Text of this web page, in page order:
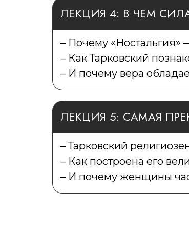
ЛЕКЦИЯ 4: В ЧЕМ
– Почему «Ностальгия»
– Как Тарковский
– И почему вера
ЛЕКЦИЯ 5: САМАЯ
– Тарковский
– Как построена его
– И почему женщины